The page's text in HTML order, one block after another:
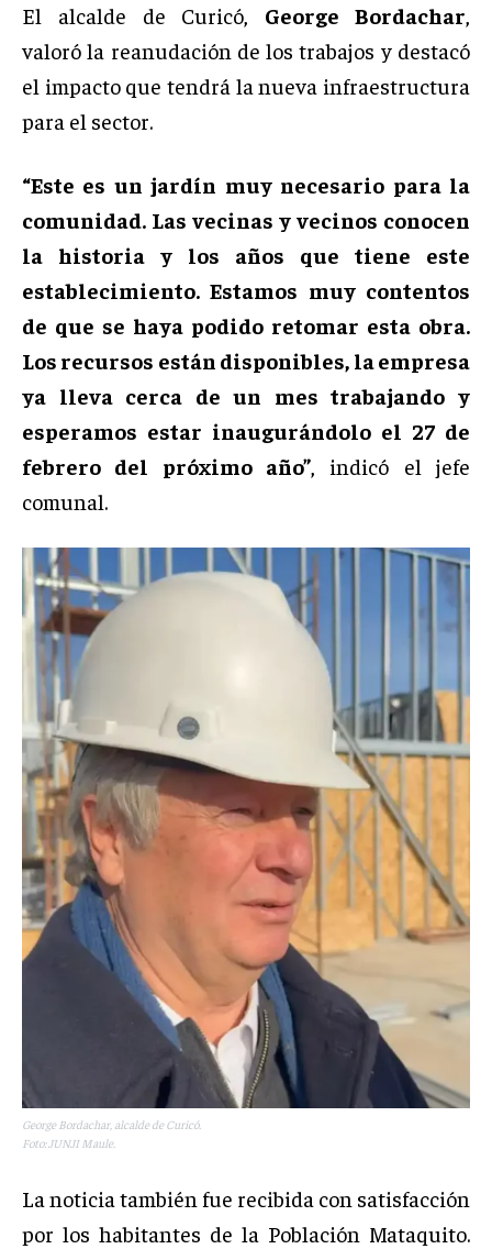
El alcalde de Curicó, George Bordachar,
valoró la reanudación de los trabajos y destacó
el impacto que tendrá la nueva infraestructura
para el sector.
“Este es un jardín muy necesario para la
comunidad. Las vecinas y vecinos conocen
la historia y los años que tiene este
establecimiento. Estamos muy contentos
de que se haya podido retomar esta obra.
Los recursos están disponibles, la empresa
ya lleva cerca de un mes trabajando y
esperamos estar inaugurándolo el 27 de
febrero del próximo año”, indicó el jefe
comunal.
George Bordachar, alcalde de Curicó.
Foto: JUNJI Maule.
La noticia también fue recibida con satisfacción
por los habitantes de la Población Mataquito.